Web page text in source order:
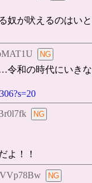
奴が吠えるのはいと
令和の時代にいきな
よ！！